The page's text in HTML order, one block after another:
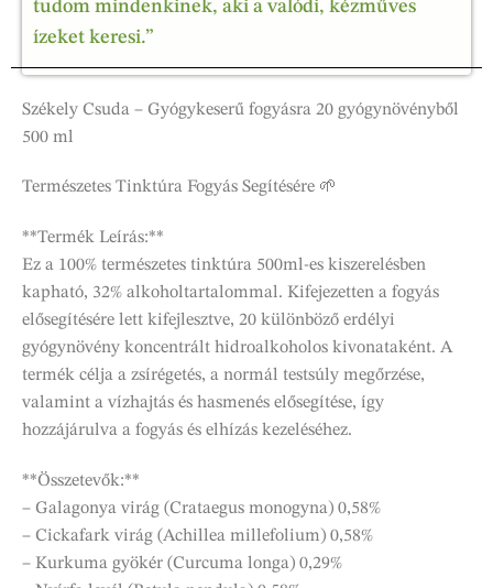
tudom mindenkinek, aki a valódi, kézműves
ízeket keresi.”
Székely Csuda – Gyógykeserű fogyásra 20 gyógynövényből
500 ml
Természetes Tinktúra Fogyás Segítésére 🌱
**Termék Leírás:**
Ez a 100% természetes tinktúra 500ml-es kiszerelésben
kapható, 32% alkoholtartalommal. Kifejezetten a fogyás
elősegítésére lett kifejlesztve, 20 különböző erdélyi
gyógynövény koncentrált hidroalkoholos kivonataként. A
termék célja a zsírégetés, a normál testsúly megőrzése,
valamint a vízhajtás és hasmenés elősegítése, így
hozzájárulva a fogyás és elhízás kezeléséhez.
**Összetevők:**
– Galagonya virág (Crataegus monogyna) 0,58%
– Cickafark virág (Achillea millefolium) 0,58%
– Kurkuma gyökér (Curcuma longa) 0,29%